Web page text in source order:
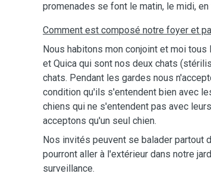
promenades se font le matin, le midi,
Comment est composé notre foyer et
Nous habitons mon conjoint et moi
et Quica qui sont nos deux chats
chats. Pendant les gardes nous
condition qu'ils s'entendent bien avec
chiens qui ne s'entendent pas avec
acceptons qu'un seul chien.
Nos invités peuvent se balader partout
pourront aller à l'extérieur dans notre
surveillance.